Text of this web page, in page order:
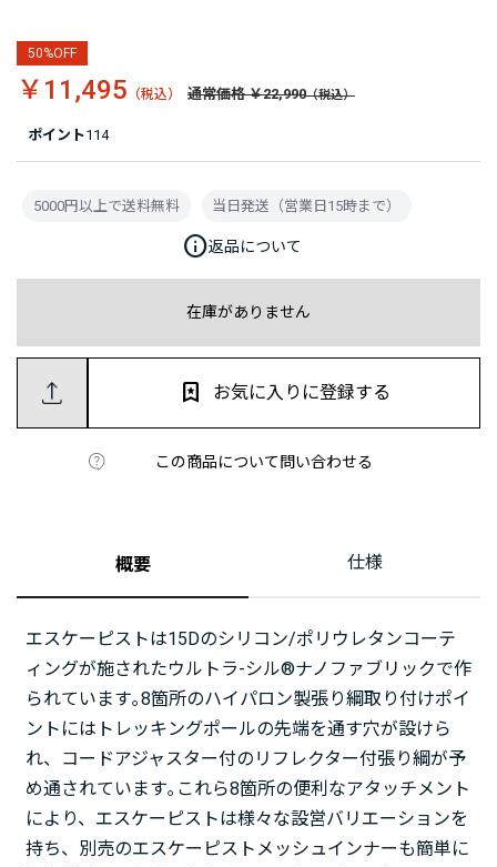
ポイント114
50%OFF
￥11,495 通常価格 ￥22,990
在庫がありません
この商品について問い合わせる
お気に入りに登録する
5000円以上で送料無料 当日発送（営業日15時まで）
info返品について
概要 仕様
エスケーピストは15Dのシリコン/ポリウレタンコーテ
ィングが施されたウルトラ-シル®ナノファブリックで作
られています｡8箇所のハイパロン製張り綱取り付けポイ
ントにはトレッキングポールの先端を通す穴が設けら
れ、コードアジャスター付のリフレクター付張り綱が予
め通されています｡これら8箇所の便利なアタッチメント
により、エスケーピストは様々な設営バリエーションを
持ち、別売のエスケーピストメッシュインナーも簡単に